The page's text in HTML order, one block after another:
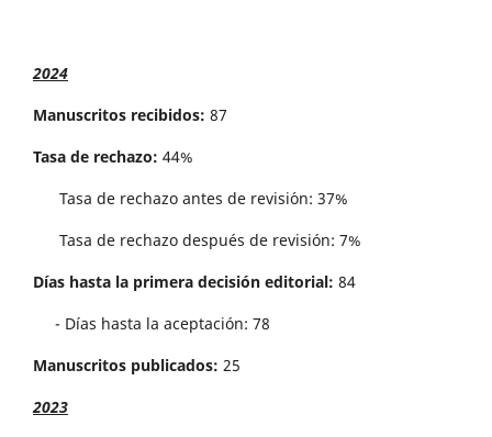
2024
Manuscritos recibidos: 87
Tasa de rechazo: 44%
Tasa de rechazo antes de revisi´on: 37%
Tasa de rechazo después de revisión: 7%
Días hasta la primera decisión editorial: 84
- Días hasta la aceptación: 78
Manuscritos publicados: 25
2023